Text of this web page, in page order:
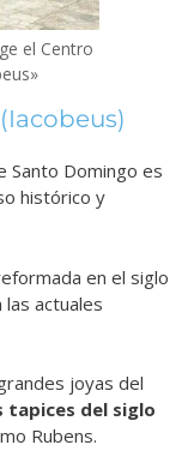
el Centro
Santo Domingo es
histórico y
en el siglo
actuales
joyas del
tapices del siglo
Rubens.